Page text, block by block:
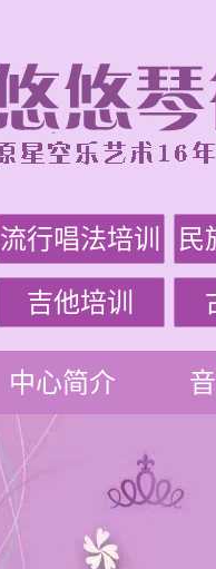
流行唱法培训 民
吉他培训
中心简介